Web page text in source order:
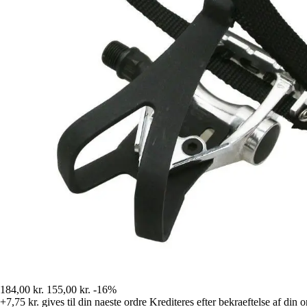
184,00 kr. 155,00 kr. -16%
+7,75 kr. gives til din naeste ordre Krediteres efter bekraeftelse af din